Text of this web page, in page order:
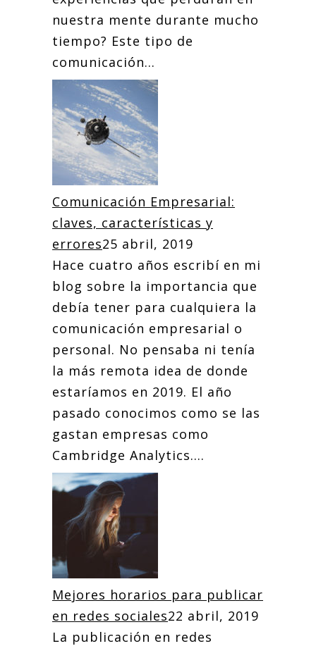
nuestra mente durante mucho
tiempo? Este tipo de
comunicación...
Comunicación Empresarial:
claves, características y
errores25 abril, 2019
Hace cuatro años escribí en mi
blog sobre la importancia que
debía tener para cualquiera la
comunicación empresarial o
personal. No pensaba ni tenía
la más remota idea de donde
estaríamos en 2019. El año
pasado conocimos como se las
gastan empresas como
Cambridge Analytics....
Mejores horarios para publicar
en redes sociales22 abril, 2019
La publicación en redes